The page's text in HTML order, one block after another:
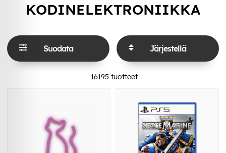
KODINELEKTRONIIKKA
Suodata Järjestellä
16195 tuotteet